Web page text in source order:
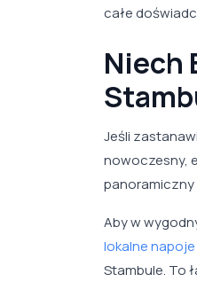
całe
Niech
Jeśli
nowoczesny,
panoramiczny
Aby w
lokalne
Stambule. To